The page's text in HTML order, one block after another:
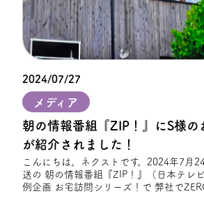
2024/07/27
メディア
朝の情報番組『ZIP！』にS様の
が紹介されました！
こんにちは。ネクストです。2024年7月
送の 朝の情報番組『ZIP！』（日本テレ
例企画 お宅訪問シリーズ！で 弊社で